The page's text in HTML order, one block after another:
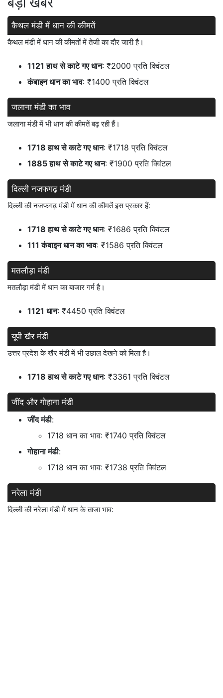
कैथल मंडी में धान की कीमतें
कैथल मंडी में धान की कीमतों में तेजी का दौर जारी है।
1121 हाथ से काटे गए धान: ₹2000 प्रति क्विंटल
कंबाइन धान का भाव: ₹1400 प्रति क्विंटल
जलाना मंडी का भाव
जलाना मंडी में भी धान की कीमतें बढ़ रही हैं।
1718 हाथ से काटे गए धान: ₹1718 प्रति क्विंटल
1885 हाथ से काटे गए धान: ₹1900 प्रति क्विंटल
दिल्ली नजफगढ़ मंडी
दिल्ली की नजफगढ़ मंडी में धान की कीमतें इस प्रकार हैं:
1718 हाथ से काटे गए धान: ₹1686 प्रति क्विंटल
111 कंबाइन धान का भाव: ₹1586 प्रति क्विंटल
मतलौड़ा मंडी
मतलौड़ा मंडी में धान का बाजार गर्म है।
1121 धान: ₹4450 प्रति क्विंटल
यूपी खैर मंडी
उत्तर प्रदेश के खैर मंडी में भी उछाल देखने को मिला है।
1718 हाथ से काटे गए धान: ₹3361 प्रति क्विंटल
जींद और गोहाना मंडी
जींद मंडी:
1718 धान का भाव: ₹1740 प्रति क्विंटल
गोहाना मंडी:
1718 धान का भाव: ₹1738 प्रति क्विंटल
नरेला मंडी
दिल्ली की नरेला मंडी में धान के ताजा भाव: